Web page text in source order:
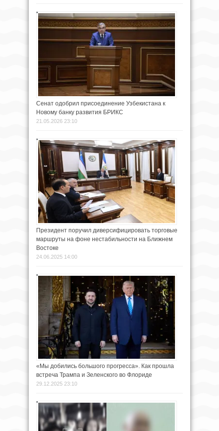
Сенат одобрил присоединение Узбекистана к
Новому банку развития БРИКС
21.05.2026 23:10
Президент поручил диверсифицировать торговые
маршруты на фоне нестабильности на Ближнем
Востоке
24.06.2025 14:00
«Мы добились большого прогресса». Как прошла
встреча Трампа и Зеленского во Флориде
29.12.2025 23:10